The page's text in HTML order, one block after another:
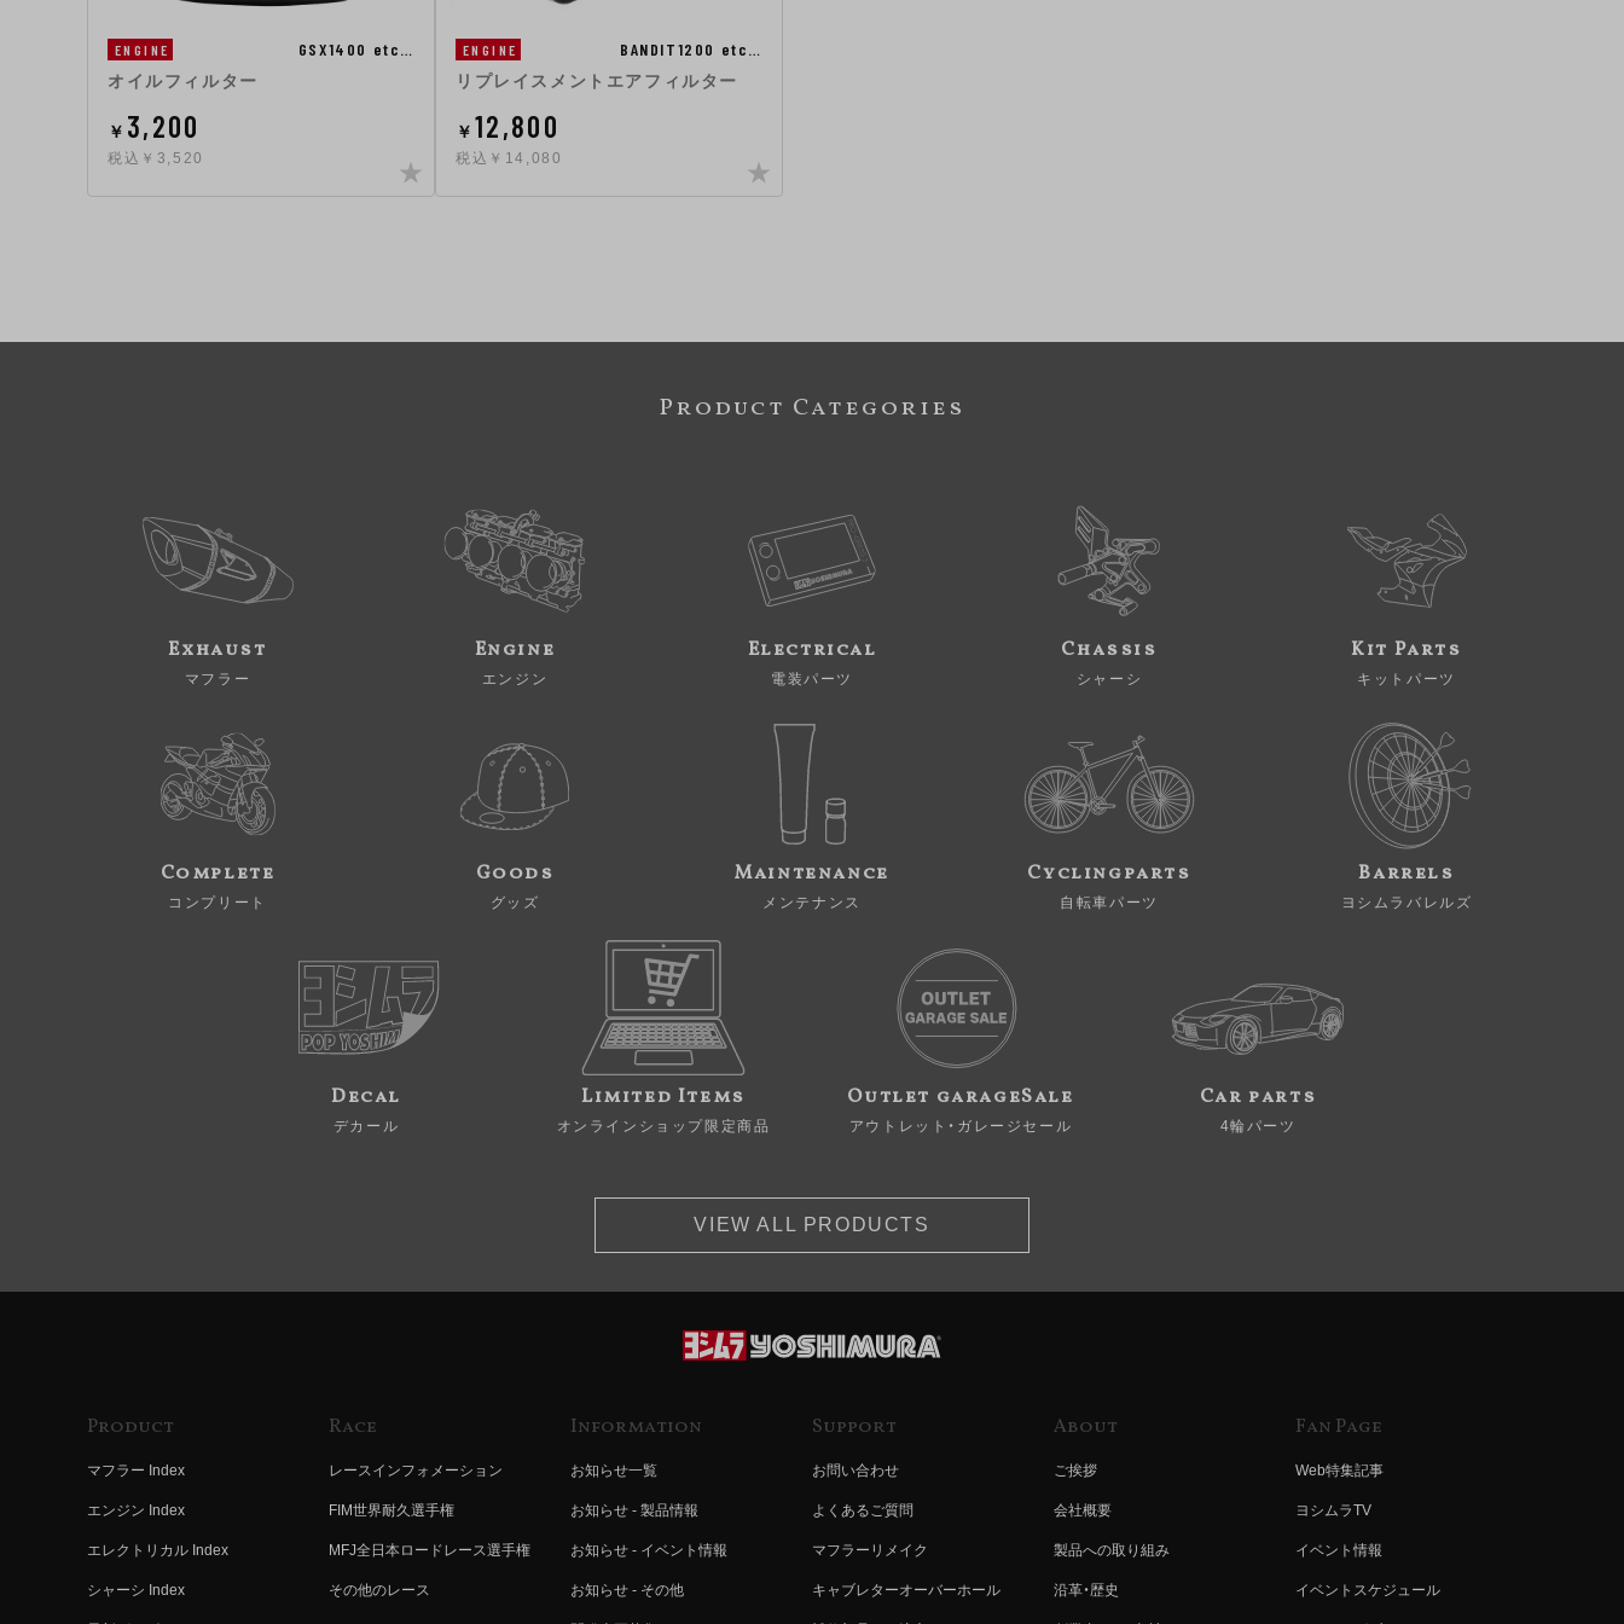
ENGINE GSX1400 etc…
オイルフィルター
￥ 3,200
税込￥3,520
ENGINE BANDIT1200 etc…
リプレイスメントエアフィルター
￥ 12,800
税込￥14,080
Product Categories
Exhaust
マフラー
Engine
エンジン
Electrical
電装パーツ
Chassis
シャーシ
Kit Parts
キットパーツ
Complete
コンプリート
Goods
グッズ
Maintenance
メンテナンス
Cyclingparts
自転車パーツ
Barrels
ヨシムラバレルズ
Decal
デカール
Limited Items
オンラインショップ限定商品
Outlet garageSale
アウトレット・ガレージセール
Car parts
4輪パーツ
VIEW ALL PRODUCTS
Product
マフラー Index
エンジン Index
エレクトリカル Index
シャーシ Index
Race
レースインフォメーション
FIM世界耐久選手権
MFJ全日本ロードレース選手権
その他のレース
Information
お知らせ一覧
お知らせ - 製品情報
お知らせ - イベント情報
お知らせ - その他
Support
お問い合わせ
よくあるご質問
マフラーリメイク
キャブレターオーバーホール
About
ご挨拶
会社概要
製品への取り組み
沿革・歴史
Fan Page
Web特集記事
ヨシムラTV
イベント情報
イベントスケジュール